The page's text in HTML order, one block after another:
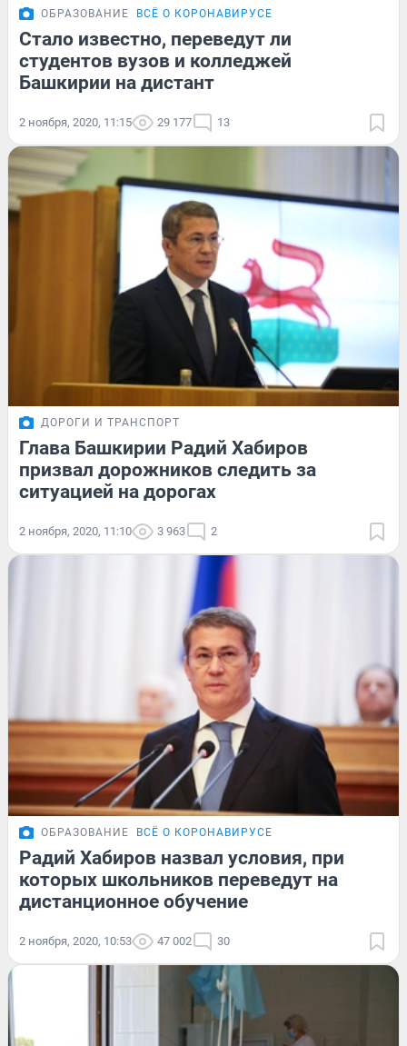
ОБРАЗОВАНИЕ ВСЁ О КОРОНАВИРУСЕ
Стало известно, переведут ли
студентов вузов и колледжей
Башкирии на дистант
2 ноября, 2020, 11:15 29 177 13
ДОРОГИ И ТРАНСПОРТ
Глава Башкирии Радий Хабиров
призвал дорожников следить за
ситуацией на дорогах
2 ноября, 2020, 11:10 3 963 2
ОБРАЗОВАНИЕ ВСЁ О КОРОНАВИРУСЕ
Радий Хабиров назвал условия, при
которых школьников переведут на
дистанционное обучение
2 ноября, 2020, 10:53 47 002 30